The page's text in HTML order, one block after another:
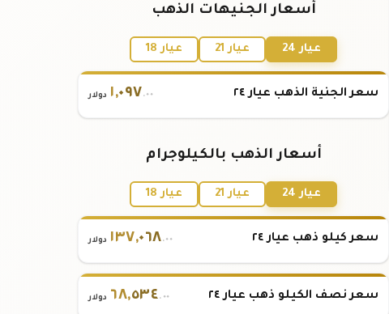
أسعار الجنيهات الذهب
عيار 24 عيار 21 عيار 18
سعر الجنية الذهب عيار ٢٤ ١,٠٩٧ .٠٠ دولار
أسعار الذهب بالكيلوجرام
عيار 24 عيار 21 عيار 18
سعر كيلو ذهب عيار ٢٤ ١٣٧,٠٦٨.٠٠ دولار
سعر نصف الكيلو ذهب عيار ٢٤ ٦٨,٥٣٤.٠٠ دولار